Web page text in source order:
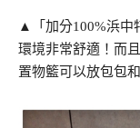
▲「加分100%浜中
環境非常舒適！而
置物籃可以放包包